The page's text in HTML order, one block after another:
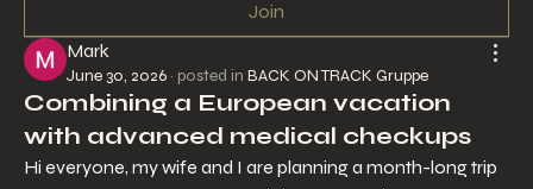
Join
Mark
June 30, 2026 · posted in BACK ON TRACK Gruppe
Combining a European vacation
with advanced medical checkups
Hi everyone, my wife and I are planning a month-long trip